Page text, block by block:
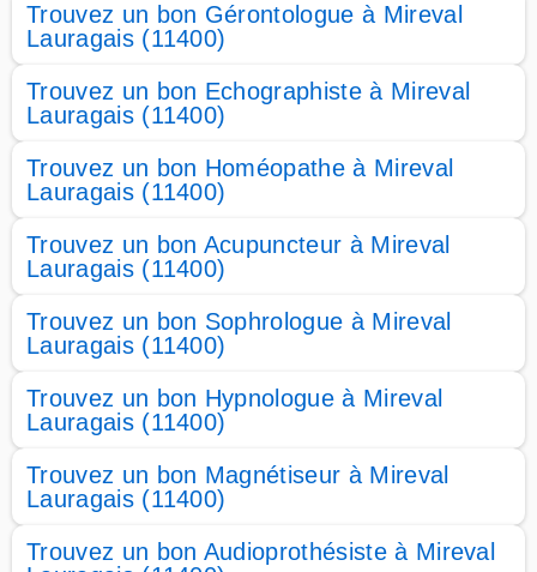
Trouvez un bon Gérontologue à Mireval
Lauragais (11400)
Trouvez un bon Echographiste à Mireval
Lauragais (11400)
Trouvez un bon Homéopathe à Mireval
Lauragais (11400)
Trouvez un bon Acupuncteur à Mireval
Lauragais (11400)
Trouvez un bon Sophrologue à Mireval
Lauragais (11400)
Trouvez un bon Hypnologue à Mireval
Lauragais (11400)
Trouvez un bon Magnétiseur à Mireval
Lauragais (11400)
Trouvez un bon Audioprothésiste à Mireval